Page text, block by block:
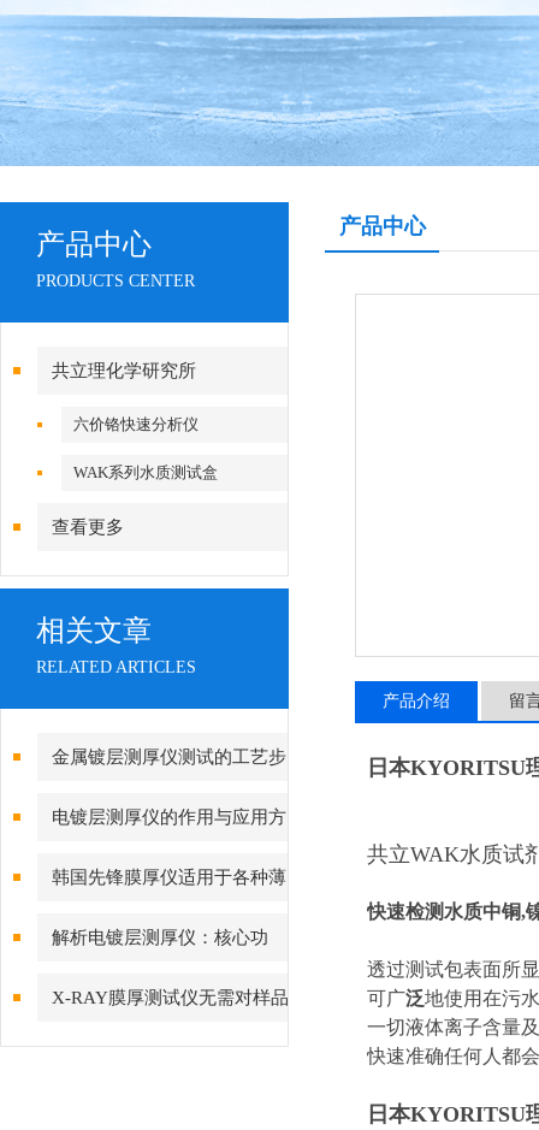
产品中心
PRODUCTS CENTER
共立理化学研究所
六价铬快速分析仪
WAK系列水质测试盒
查看更多
相关文章
RELATED ARTICLES
金属镀层测厚仪测试的工艺步
骤是怎样的
电镀层测厚仪的作用与应用方
向分析
韩国先锋膜厚仪适用于各种薄
膜材料的测量
解析电镀层测厚仪：核心功
能、行业应用与技术亮点
X-RAY膜厚测试仪无需对样品
进行处理便能测量
产品中心
产品介绍 留
日本KYORITSU
共立WAK水质试
快速检测水质中铜,
透过测试包表面所
可广泛地使用在污
一切液体离子含量
快速准确任何人都
日本KYORITSU